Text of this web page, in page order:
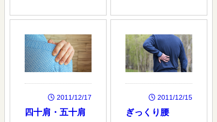
2011/12/17
四十肩・五十肩
2011/12/15
ぎっくり腰